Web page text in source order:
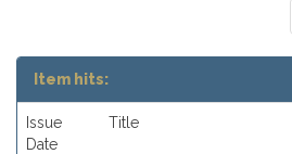
Item hits:
Issue
Date
Title